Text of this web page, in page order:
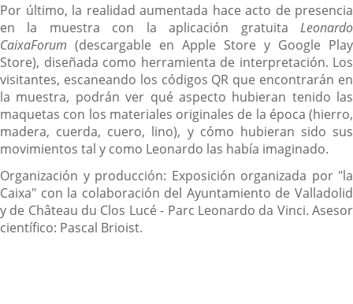
Por último, la realidad aumentada hace acto de presencia
en la muestra con la aplicación gratuita Leonardo
CaixaForum (descargable en Apple Store y Google Play
Store), diseñada como herramienta de interpretación. Los
visitantes, escaneando los códigos QR que encontrarán en
la muestra, podrán ver qué aspecto hubieran tenido las
maquetas con los materiales originales de la época (hierro,
madera, cuerda, cuero, lino), y cómo hubieran sido sus
movimientos tal y como Leonardo las había imaginado.
Organización y producción: Exposición organizada por "la
Caixa" con la colaboración del Ayuntamiento de Valladolid
y de Château du Clos Lucé - Parc Leonardo da Vinci. Asesor
científico: Pascal Brioist.